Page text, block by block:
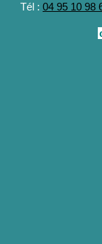
Tél : 04 95 10 98